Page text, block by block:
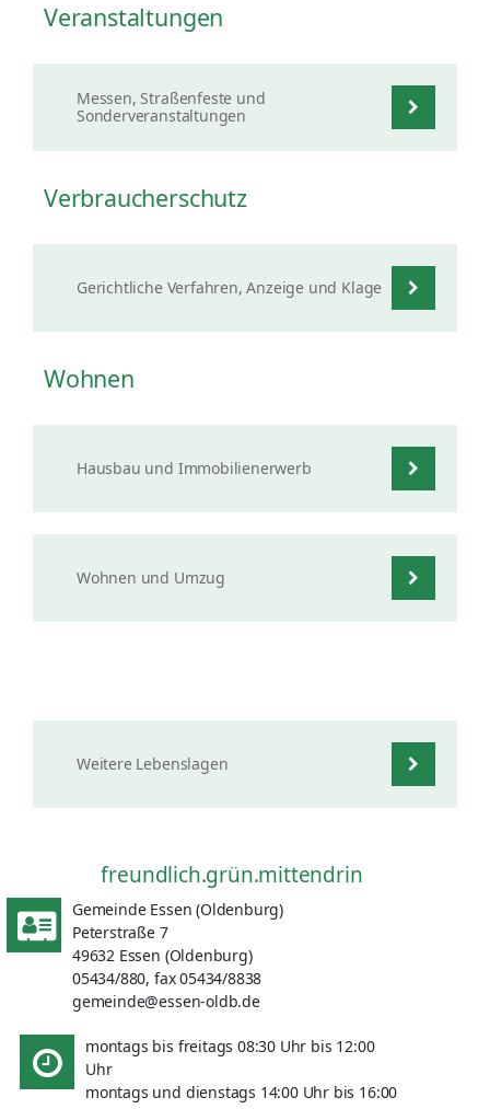
Veranstaltungen
Messen, Straßenfeste und
Sonderveranstaltungen
Verbraucherschutz
Gerichtliche Verfahren, Anzeige und Klage
Wohnen
Hausbau und Immobilienerwerb
Wohnen und Umzug
Weitere Lebenslagen
freundlich.grün.mittendrin
Gemeinde Essen (Oldenburg)
Peterstraße 7
49632 Essen (Oldenburg)
05434/880, fax 05434/8838
gemeinde@essen-oldb.de
montags bis freitags 08:30 Uhr bis 12:00
Uhr
montags und dienstags 14:00 Uhr bis 16:00